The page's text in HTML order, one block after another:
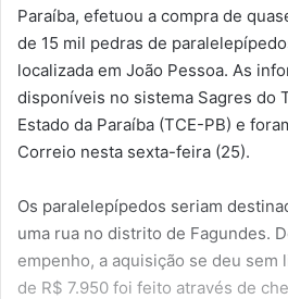
Paraíba, efetuou a compra de
de 15 mil pedras de
localizada em João Pessoa. As
disponíveis no sistema Sagres do
Estado da Paraíba (TCE-PB) e
Correio nesta sexta-feira (25).
Os paralelepípedos seriam
uma rua no distrito de Fagundes.
empenho, a aquisição se deu sem
de R$ 7.950 foi feito através de